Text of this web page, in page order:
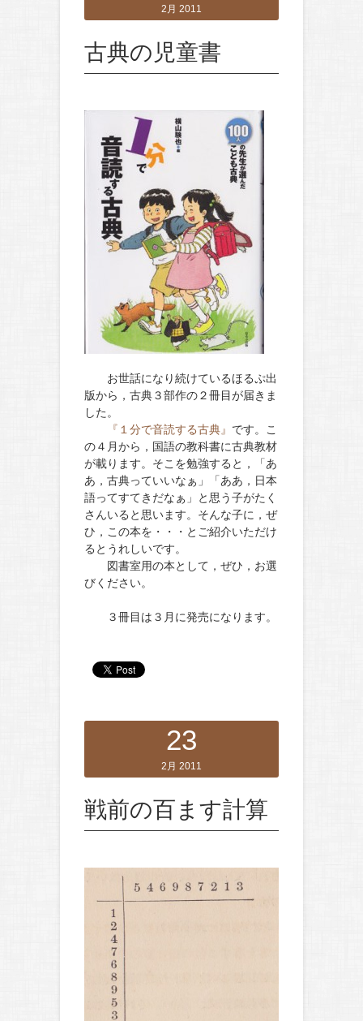
2月 2011
古典の児童書
お世話になり続けているほるぷ出
版から，古典３部作の２冊目が届きま
した。
『１分で音読する古典』 です。こ
の４月から，国語の教科書に古典教材
が載ります。そこを勉強すると，「あ
あ，古典っていいなぁ」「ああ，日本
語ってすてきだなぁ」と思う子がたく
さんいると思います。そんな子に，ぜ
ひ，この本を・・・とご紹介いただけ
るとうれしいです。
図書室用の本として，ぜひ，お選
びください。
３冊目は３月に発売になります。
23
2月 2011
戦前の百ます計算